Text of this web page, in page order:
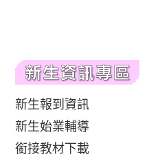
新生報到資訊
新生始業輔導
銜接教材下載